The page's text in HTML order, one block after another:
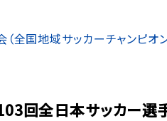
全国地域サッカーチャンピオ
回全日本サッカー選